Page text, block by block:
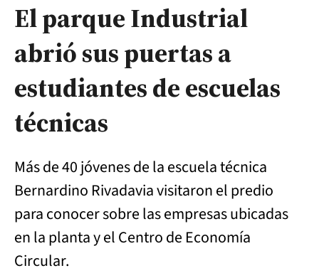
El parque Industrial
abrió sus puertas a
estudiantes de escuelas
técnicas
Más de 40 jóvenes de la escuela técnica
Bernardino Rivadavia visitaron el predio
para conocer sobre las empresas ubicadas
en la planta y el Centro de Economía
Circular.